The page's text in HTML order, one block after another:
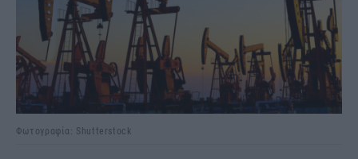
Φωτογραφία: Shutterstock